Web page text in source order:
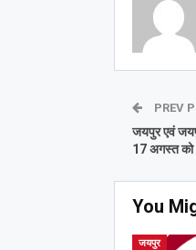
PREV
जयपुर एवं
17 अगस्त को
You
जयपुर